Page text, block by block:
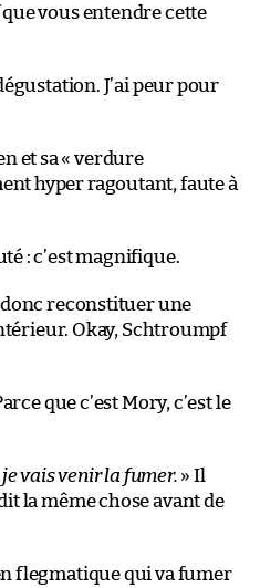
que vous entendre cette
J’ai peur pour
et sa « verdure
hyper ragoutant, faute à
: c’est magnifique.
reconstituer une
Okay, Schtroumpf
que c’est Mory, c’est le
vais venir la fumer. » Il
la même chose avant de
flegmatique qui va fumer